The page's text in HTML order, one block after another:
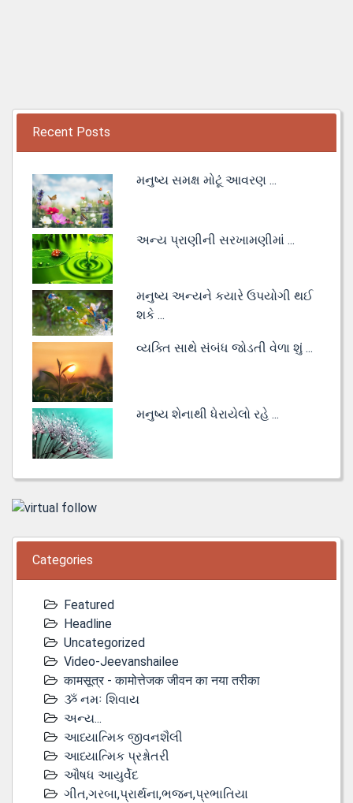
Recent Posts
મનુષ્ય સમક્ષ મોટૂં આવરણ ...
અન્ય પ્રાણીની સરખામણીમાં ...
મનુષ્ય અન્યને કયારે ઉપયોગી થઈ
શકે ...
વ્યક્તિ સાથે સંબંધ જોડતી વેળા શું ...
મનુષ્ય શેનાથી ધેરાયેલો રહે ...
Categories
Featured
Headline
Uncategorized
Video-Jeevanshailee
कामसूत्र - कामोत्तेजक जीवन का नया तरीका
ૐ નમઃ શિવાય
અન્ય...
આધ્યાત્મિક જીવનશૈલી
આધ્યાત્મિક પ્રશ્નોતરી
ઔષધ આયુર્વેદ
ગીત,ગરબા,પ્રાર્થના,ભજન,પ્રભાતિયા